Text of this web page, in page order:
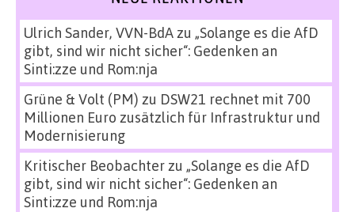
Ulrich Sander, VVN-BdAzu „Solange es die AfD
gibt, sind wir nicht sicher“: Gedenken an
Sinti:zze und Rom:nja
Grüne & Volt (PM) zu DSW21 rechnet mit 700
Millionen Euro zusätzlich für Infrastruktur und
Modernisierung
Kritischer Beobachterzu „Solange es die AfD
gibt, sind wir nicht sicher“: Gedenken an
Sinti:zze und Rom:nja